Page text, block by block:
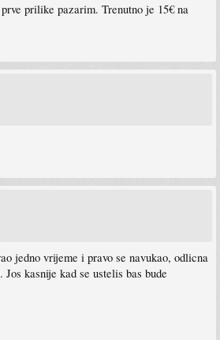
prilike pazarim. Trenutno je 15€ na
jedno vrijeme i pravo se navukao, odlicna
kasnije kad se ustelis bas bude